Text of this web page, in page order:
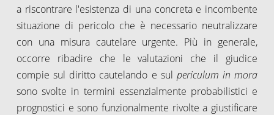
a riscontrare l'esistenza di una concreta e incombente
situazione di pericolo che è necessario neutralizzare
con una misura cautelare urgente. Più in generale,
occorre ribadire che le valutazioni che il giudice
compie sul diritto cautelando e sul periculum in mora
sono svolte in termini essenzialmente probabilistici e
prognostici e sono funzionalmente rivolte a giustificare